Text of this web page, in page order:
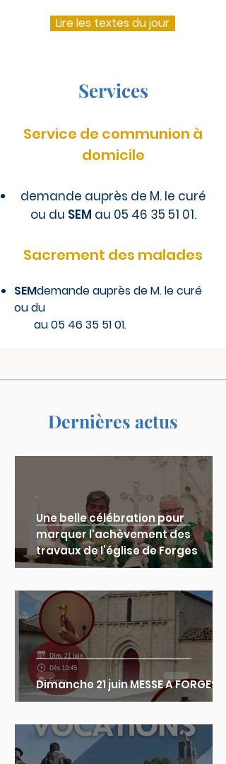
Lire les textes du jour
Services
Service de communion à
domicile
demande auprès de M. le curé
ou du SEM au 05 46 35 51 01.
Sacrement des malades
SEMdemande auprès de M. le curé
ou du
au05 46 35 51 01.
Dernières actus
Une belle célébration pour
marquer l'achèvement des
travaux de l’église de Forges
Dimanche 21 juin MESSE A FORGES